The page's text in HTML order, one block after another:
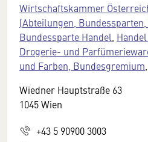
Wirtschaftskammer
(Abteilungen,
Bundessparte Handel
Drogerie- und
und Farben, Bundesgremium
Wiedner Hauptstraße 63
1045 Wien
+43 5 90900 3003